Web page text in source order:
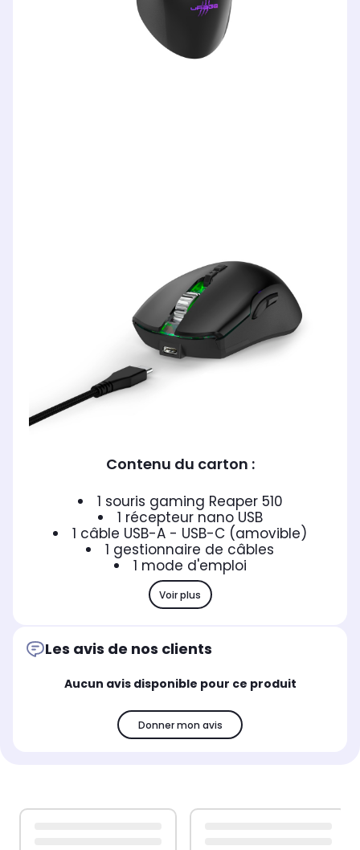
Contenu du carton :
1 souris gaming Reaper 510
1 récepteur nano USB
1 câble USB-A - USB-C (amovible)
1 gestionnaire de câbles
1 mode d'emploi
Voir plus
Les avis de nos clients
Aucun avis disponible pour ce produit
Donner mon avis